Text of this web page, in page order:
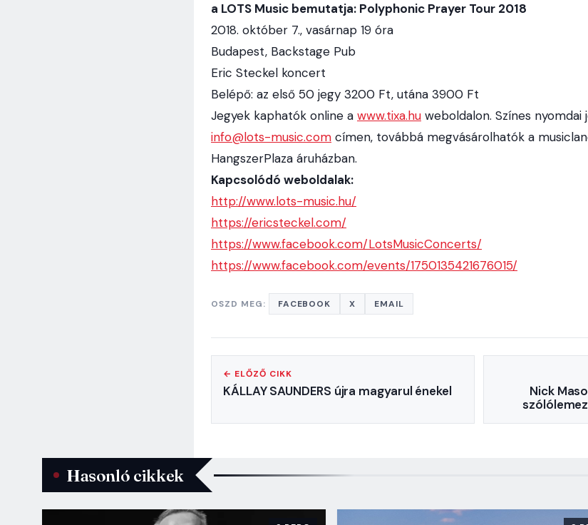
a LOTS Music bemutatja: Polyphonic Prayer Tour 2018
2018. október 7., vasárnap 19 óra
Budapest, Backstage Pub
Eric Steckel koncert
Belépő: az első 50 jegy 3200 Ft, utána 3900 Ft
Jegyek kaphatók online a www.tixa.hu weboldalon. Színes
info@lots-music.com címen, továbbá megvásárolhatók a
HangszerPlaza áruházban.
Kapcsolódó weboldalak:
http://www.lots-music.hu/
https://ericsteckel.com/
https://www.facebook.com/LotsMusicConcerts/
https://www.facebook.com/events/1750135421676015/
OSZD MEG: FACEBOOK X EMAIL
← ELŐZŐ CIKK
KÁLLAY SAUNDERS újra magyarul énekel
Nick
Hasonló cikkek